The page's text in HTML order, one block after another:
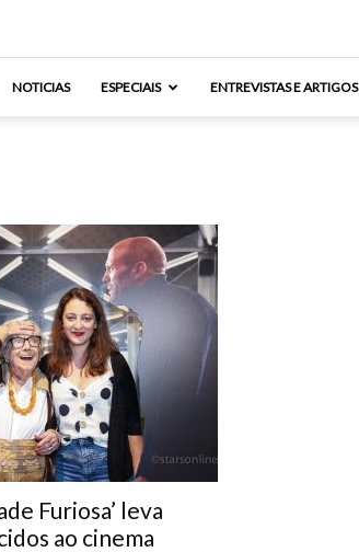
NOTICIAS ESPECIAIS ENTREVISTAS E ARTIGOS
Furiosa’ leva
ao cinema